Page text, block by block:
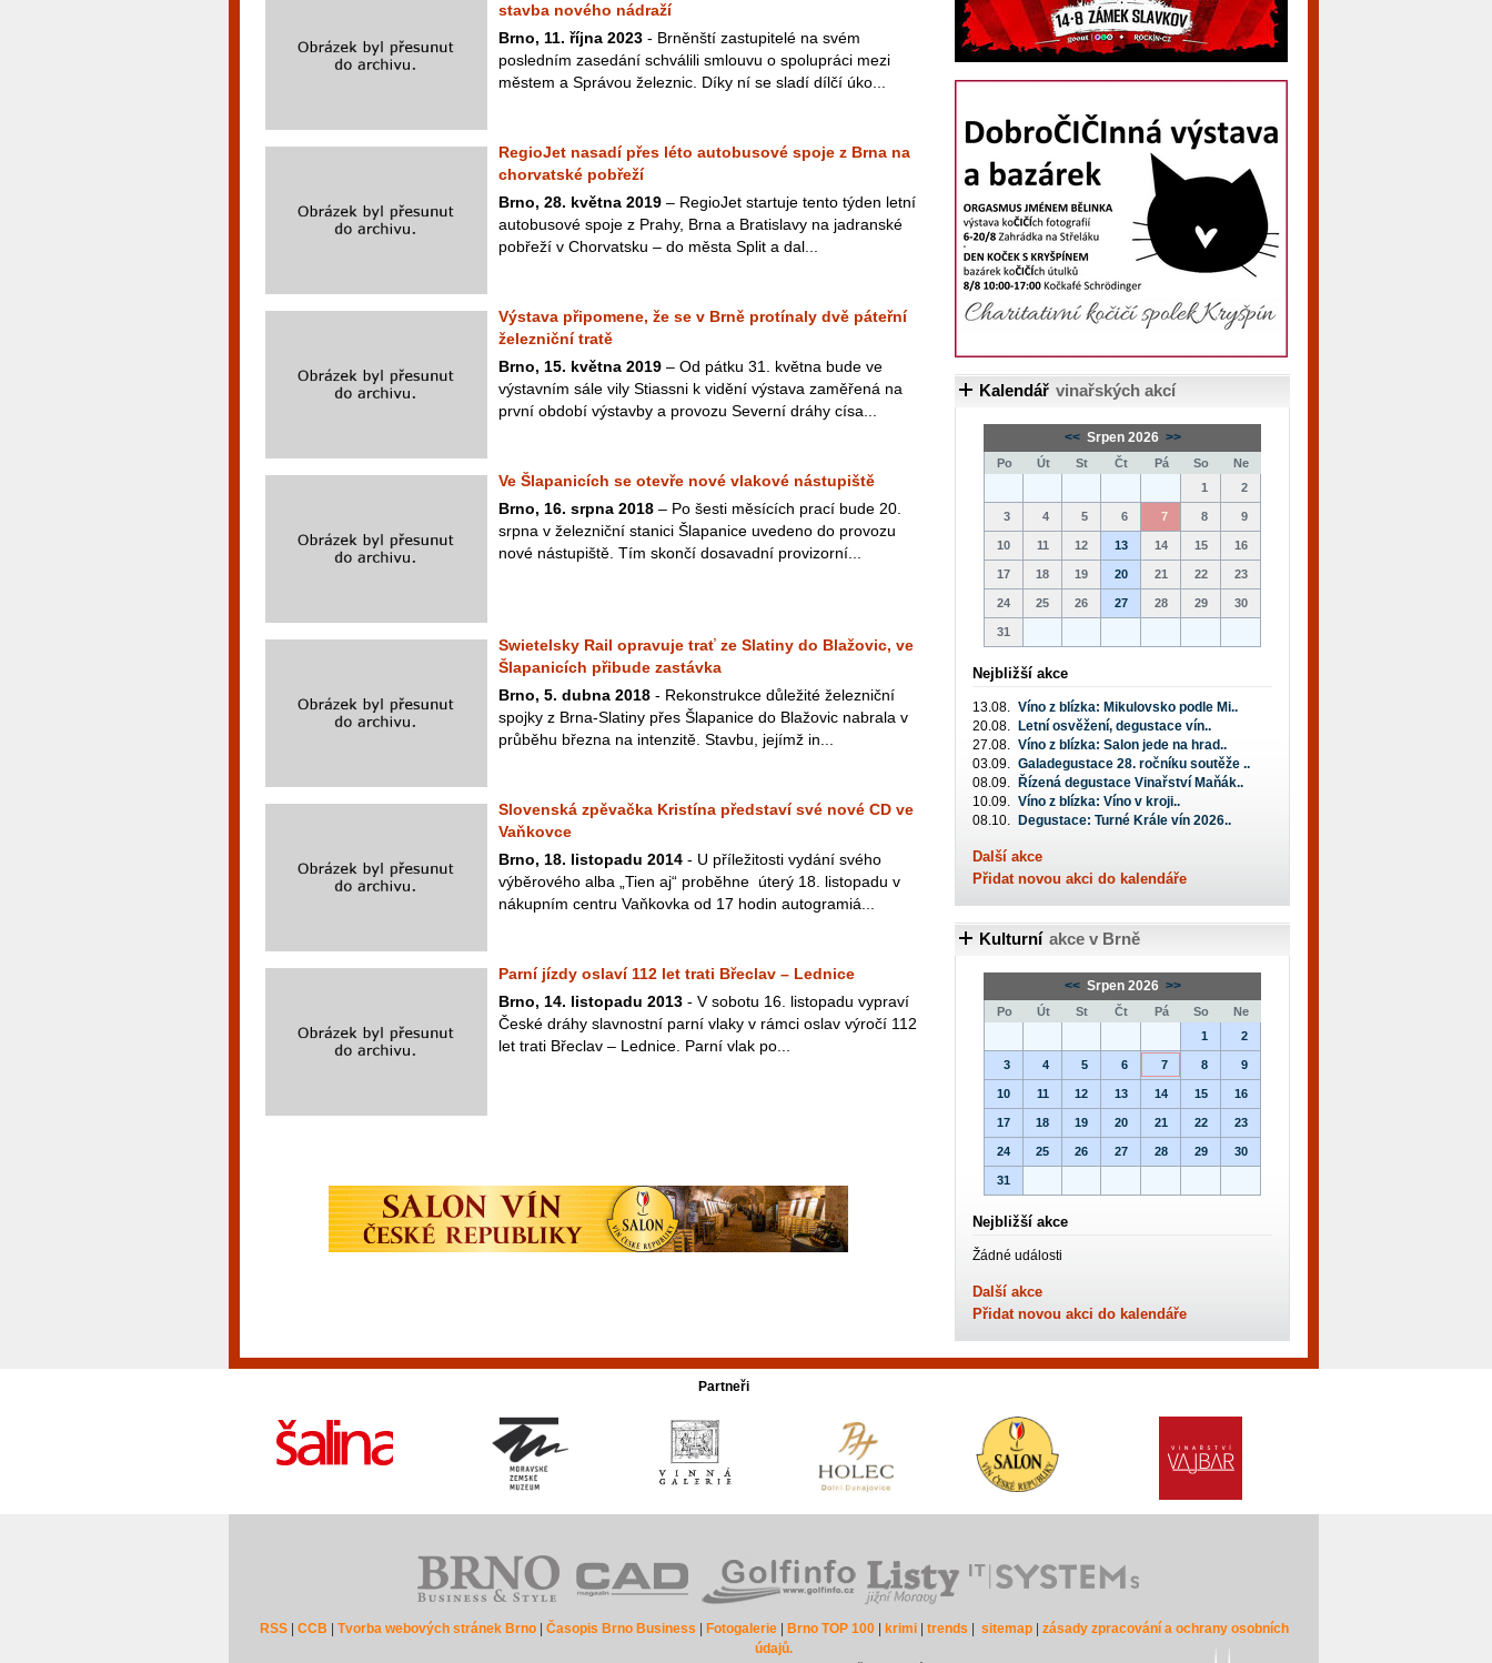
stavba nového nádraží
Brno, 11. října 2023 - Brněnští zastupitelé na svém
posledním zasedání schválili smlouvu o spolupráci mezi
městem a Správou železnic. Díky ní se sladí dílčí úko...
RegioJet nasadí přes léto autobusové spoje z Brna na
chorvatské pobřeží
Brno, 28. května 2019 – RegioJet startuje tento týden letní
autobusové spoje z Prahy, Brna a Bratislavy na jadranské
pobřeží v Chorvatsku – do města Split a dal...
Výstava připomene, že se v Brně protínaly dvě páteřní
železniční tratě
Brno, 15. května 2019 – Od pátku 31. května bude ve
výstavním sále vily Stiassni k vidění výstava zaměřená na
první období výstavby a provozu Severní dráhy císa...
Ve Šlapanicích se otevře nové vlakové nástupiště
Brno, 16. srpna 2018 – Po šesti měsících prací bude 20.
srpna v železniční stanici Šlapanice uvedeno do provozu
nové nástupiště. Tím skončí dosavadní provizorní...
Swietelsky Rail opravuje trať ze Slatiny do Blažovic, ve
Šlapanicích přibude zastávka
Brno, 5. dubna 2018 - Rekonstrukce důležité železniční
spojky z Brna-Slatiny přes Šlapanice do Blažovic nabrala v
průběhu března na intenzitě. Stavbu, jejímž in...
Slovenská zpěvačka Kristína představí své nové CD ve
Vaňkovce
Brno, 18. listopadu 2014 - U příležitosti vydání svého
výběrového alba „Tien aj“ proběhne úterý 18. listopadu v
nákupním centru Vaňkovka od 17 hodin autogramiá...
Parní jízdy oslaví 112 let trati Břeclav – Lednice
Brno, 14. listopadu 2013 - V sobotu 16. listopadu vypraví
České dráhy slavnostní parní vlaky v rámci oslav výročí 112
let trati Břeclav – Lednice. Parní vlak po...
Kalendář vinařských akcí
<< Srpen 2026 >>
Po Út St Čt Pá So
Ne
1
2
3 4 5 6 7 8 9
10 11 12 13 14 15 16
17 18 19 20 21 22 23
24 25 26 27 28 29 30
31
Nejbližší akce
13.08. Víno z blízka: Mikulovsko podle Mi..
20.08.
Letní osvěžení, degustace vín..
27.08. Víno z blízka: Salon jede na hrad..
03.09. Galadegustace 28. ročníku soutěže ..
08.09.
Řízená degustace Vinařství Maňák..
10.09. Víno z blízka: Víno v kroji..
08.10.
Degustace: Turné Krále vín 2026..
Další akce
Přidat novou akci do kalendáře
Kulturní akce v Brně
<< Srpen 2026 >>
Po Út St Čt Pá So
Ne
1
2
3 4 5 6 7 8 9
10 11 12 13 14 15 16
17 18 19 20 21 22 23
24 25 26 27 28 29 30
31
Nejbližší akce
Žádné události
Další akce
Přidat novou akci do kalendáře
Partneři
RSS| CCB Tvorba webových stránek Brno| Časopis Brno Business Fotogalerie| Brno TOP 100| krimi| trends sitemap| zásady zpracování a ochrany osobních
údajů.